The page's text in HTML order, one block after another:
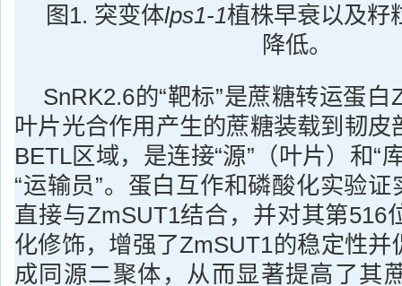
图1. 突变体lps1-1植株早衰以及籽
降低。
SnRK2.6的“靶标”是蔗糖转运蛋
叶片光合作用产生的蔗糖装载到韧皮
BETL区域，是连接“源”（叶片）和“
“运输员”。蛋白互作和磷酸化实验证
直接与ZmSUT1结合，并对其第516
化修饰，增强了ZmSUT1的稳定性并
成同源二聚体，从而显著提高了其